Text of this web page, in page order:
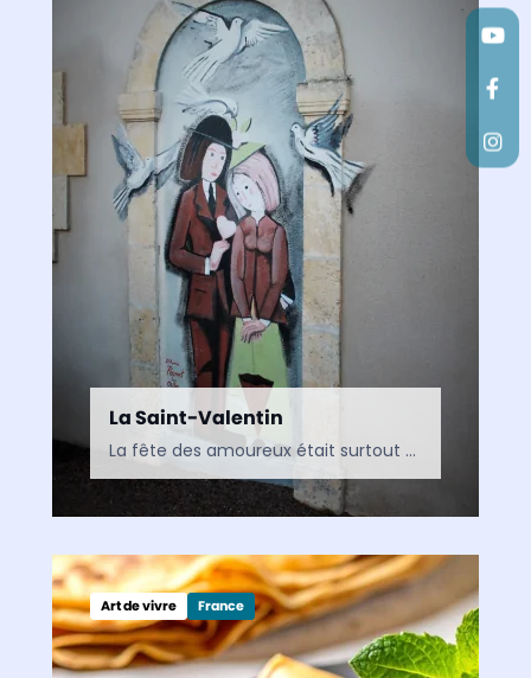
La Saint-Valentin
La fête des amoureux était surtout célébrée dans les pays anglo-saxons avant de prendre de l’ampleur en France à partir des années 1970/1980. Mais d’où vient cette tradition ?
Art de vivre France